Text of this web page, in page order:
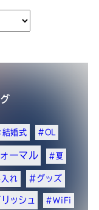
婚式 #OL
ーマル #夏
れ #グッズ
ッシュ #WiFi